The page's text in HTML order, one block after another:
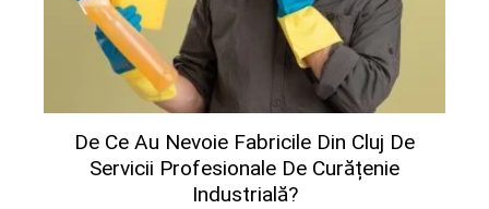
De Ce Au Nevoie Fabricile Din Cluj De
Servicii Profesionale De Curățenie
Industrială?